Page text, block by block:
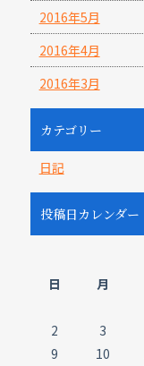
2016年5月
2016年4月
2016年3月
カテゴリー
日記
投稿日カレンダー
日
月
2
3
9
10